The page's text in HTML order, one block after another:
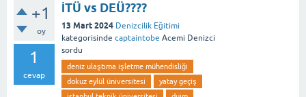
+1
oy
1
cevap
İTÜ vs DEÜ????
13 Mart 2024 Denizcilik Eğitimi
kategorisinde captaintobe Acemi Denizci
sordu
deniz ulaştıma işletme mühendisliği
dokuz eylül üniversitesi
yatay geçiş